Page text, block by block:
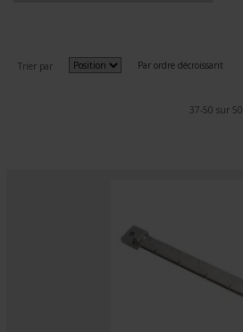
Trier par Par ordre décroissant
37-50 sur 50